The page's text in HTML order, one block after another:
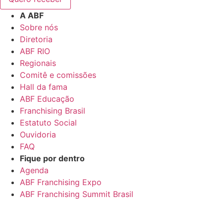
A ABF
Sobre nós
Diretoria
ABF RIO
Regionais
Comitê e comissões
Hall da fama
ABF Educação
Franchising Brasil
Estatuto Social
Ouvidoria
FAQ
Fique por dentro
Agenda
ABF Franchising Expo
ABF Franchising Summit Brasil